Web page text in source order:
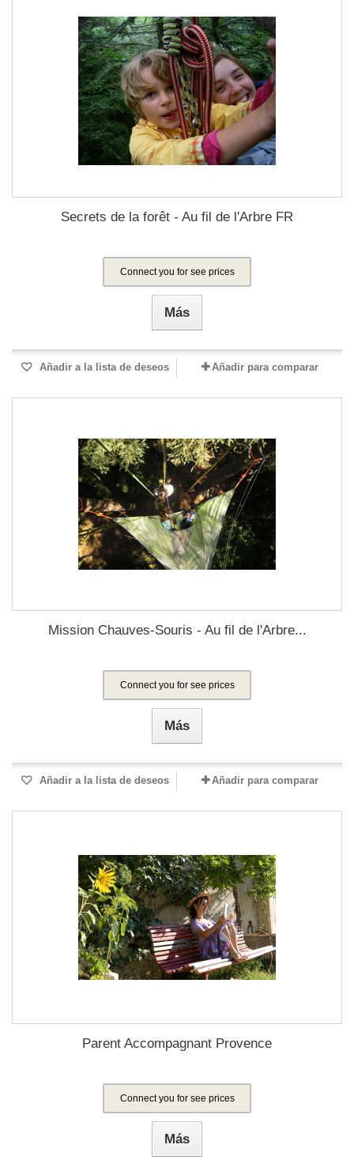
Secrets de la forêt - Au fil de l'Arbre FR
Connect you for see prices
Más
Añadir a la lista de deseos Añadir para comparar
Mission Chauves-Souris - Au fil de l'Arbre...
Connect you for see prices
Más
Añadir a la lista de deseos Añadir para comparar
Parent Accompagnant Provence
Connect you for see prices
Más